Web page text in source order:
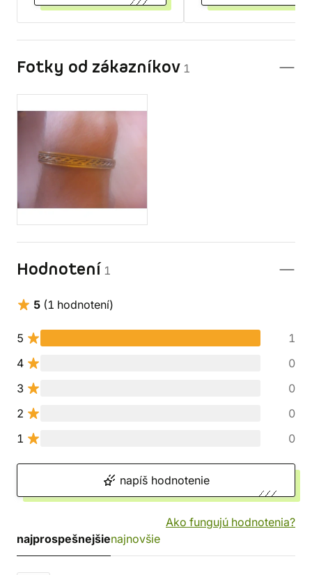
Fotky od zákazníkov 1
Hodnotení 1
5 (1 hodnotení)
5
1
4
0
3
0
2
0
1
0
napíš hodnotenie
Ako fungujú hodnotenia?
najprospešnejšienajnovšie